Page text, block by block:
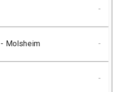
-
Molsheim -
-